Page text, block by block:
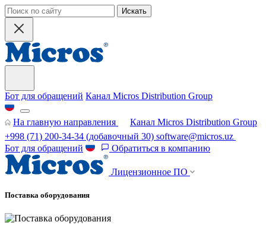
Искать
Бот для обращений Канал Micros Distribution Group
На главную направления
Канал Micros Distribution Group
+998 (71) 200-34-34 (добавочный 30) software@micros.uz
Бот для обращений
Обратиться в компанию
Лицензионное ПО
Поставка оборудования